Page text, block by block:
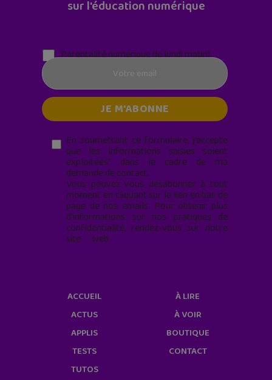
sur l'éducation numérique
Parentalité numérique (le lundi matin)
En soumettant ce formulaire, j’accepte
que les informations saisies soient
exploitées* dans le cadre de ma
demande de contact.
Vous pouvez vous désabonner à tout
moment en cliquant sur le lien en bas de
page de nos emails. Pour obtenir plus
d'informations sur nos pratiques de
confidentialité, rendez-vous sur notre
site web
ACCUEIL
ACTUS
APPLIS
TESTS
TUTOS
À LIRE
À VOIR
BOUTIQUE
CONTACT